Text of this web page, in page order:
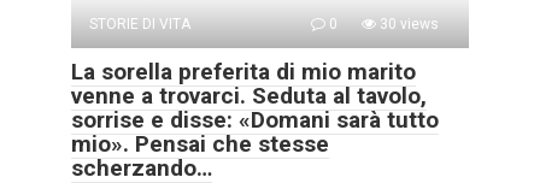
STORIE DI VITA
0 30 views
La sorella preferita di mio marito
venne a trovarci. Seduta al tavolo,
sorrise e disse: «Domani sarà tutto
mio». Pensai che stesse
scherzando…